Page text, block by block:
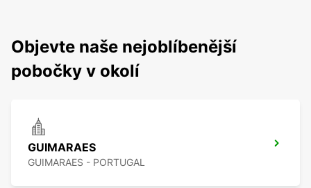
Objevte naše nejoblíbenější
pobočky v okolí
GUIMARAES
GUIMARAES - PORTUGAL